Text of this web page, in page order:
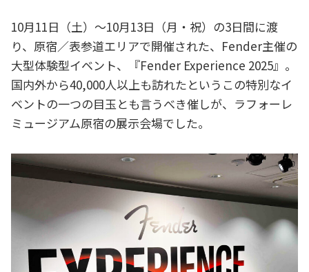
10月11日（土）〜10月13日（月・祝）の3日間に渡
り、原宿／表参道エリアで開催された、Fender主催の
大型体験型イベント、『Fender Experience 2025』。
国内外から40,000人以上も訪れたというこの特別なイ
ベントの一つの目玉とも言うべき催しが、ラフォーレ
ミュージアム原宿の展示会場でした。